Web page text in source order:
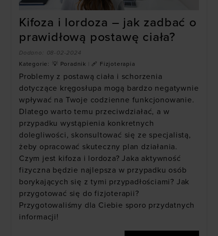
Kifoza i lordoza – jak zadbać o
prawidłową postawę ciała?
Dodano:
08-02-2024
Kategorie: 💡 Poradnik 🩹 Fizjoterapia
Problemy z postawą ciała i schorzenia
dotyczące kręgosłupa mogą bardzo negatywnie
wpływać na Twoje codzienne funkcjonowanie.
Dlatego warto temu przeciwdziałać, a w
przypadku wystąpienia konkretnych
dolegliwości, skonsultować się ze specjalistą,
żeby opracować skuteczny plan działania.
Czym jest kifoza i lordoza? Jaka aktywność
fizyczna będzie najlepsza w przypadku osób
borykających się z tymi przypadłościami? Jak
przygotować się do fizjoterapii?
Przygotowaliśmy dla Ciebie sporo przydatnych
informacji!